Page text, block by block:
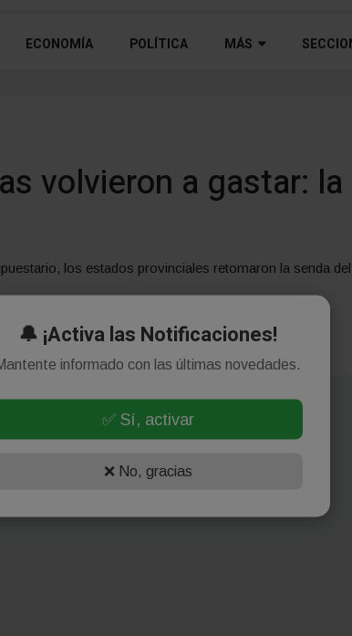
ECONOMÍA POLÍTICA MÁS
volvieron a gastar:
los estados provinciales retomaron la senda
🔔 ¡Activa las Notificaciones!
informado con las últimas novedades.
✅ Sí, activar
❌ No, gracias